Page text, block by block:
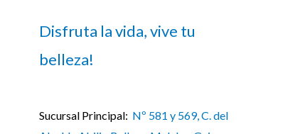
Disfruta la vida, vive tu
belleza!
Sucursal Principal: Nº 581 y 569, C. del